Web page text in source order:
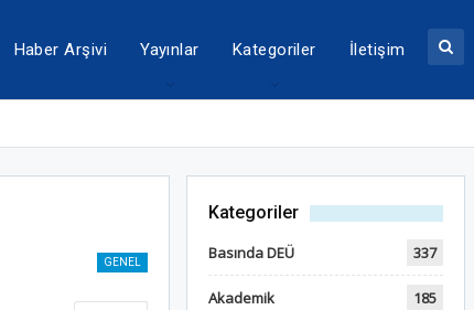
Haber Arşivi Yayınlar Kategoriler İletişim
GENEL
Kategoriler
Basında DEÜ 337
Akademik 185